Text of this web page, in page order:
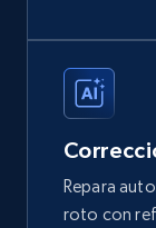
Repara
roto con